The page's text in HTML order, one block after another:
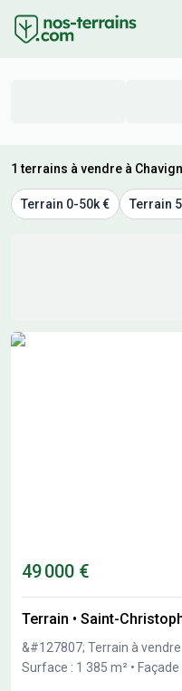
1 terrains à vendre à
Terrain 0-50k € Terrain
Résultats de recherche
49 000 €
Terrain • Saint-
&#127807; Terrain à
Surface : 1 385 m² • Façade : 41